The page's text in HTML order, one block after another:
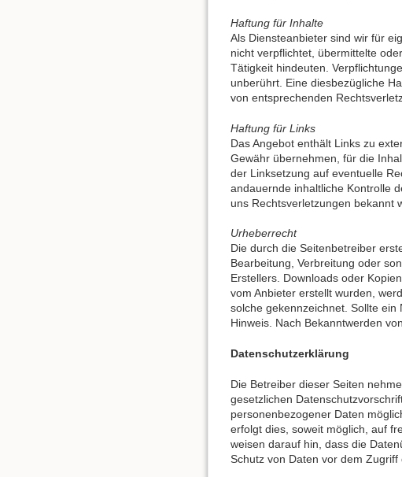
Haftung für Inhalte
Als Diensteanbieter sind wir für
nicht verpflichtet, übermittelte
Tätigkeit hindeuten.
unberührt. Eine diesbezügliche
von entsprechenden
Haftung für Links
Das Angebot enthält Links zu
Gewähr übernehmen, für die
der Linksetzung auf eventuelle
andauernde inhaltliche Kontrolle
uns Rechtsverletzungen bekannt
Urheberrecht
Die durch die Seitenbetreiber
Bearbeitung, Verbreitung oder
Erstellers. Downloads oder
vom Anbieter erstellt wurden,
solche gekennzeichnet. Sollte
Hinweis. Nach Bekanntwerden
Datenschutzerklärung
Die Betreiber dieser Seiten
gesetzlichen
personenbezogener Daten
erfolgt dies, soweit möglich, auf
weisen darauf hin, dass die
Schutz von Daten vor dem Zugriff